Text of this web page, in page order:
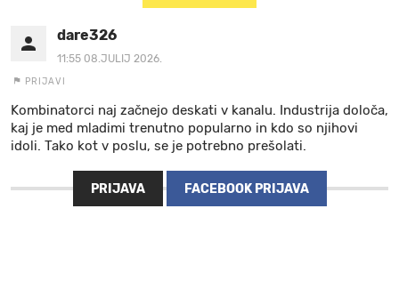
dare326
11:55 08.JULIJ 2026.
PRIJAVI
Kombinatorci naj začnejo deskati v kanalu. Industrija določa,
kaj je med mladimi trenutno popularno in kdo so njihovi
idoli. Tako kot v poslu, se je potrebno prešolati.
PRIJAVA FACEBOOK PRIJAVA